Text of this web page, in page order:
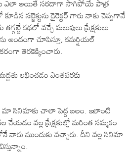
ఎలా అయితే స‌ర‌దాగా సాగిపోయే పాత్ర
స‌బ్జెక్టును డైరెక్ట‌ర్ గారు నాకు చెప్ప‌గానే
కథలో వచ్చే మలుపులు ప్రేక్షకులు
చూపిస్తూ, కమర్షియల్
తెరకెక్కించారు.
లభించడం ఎంతవరకు
మా సినిమాకు చాలా పెద్ద బలం. ఇలాంటి
వల్ల ప్రేక్షకుల్లో మరింత నమ్మకం
ముందుకు వచ్చారు. దీని వల్ల సినిమా